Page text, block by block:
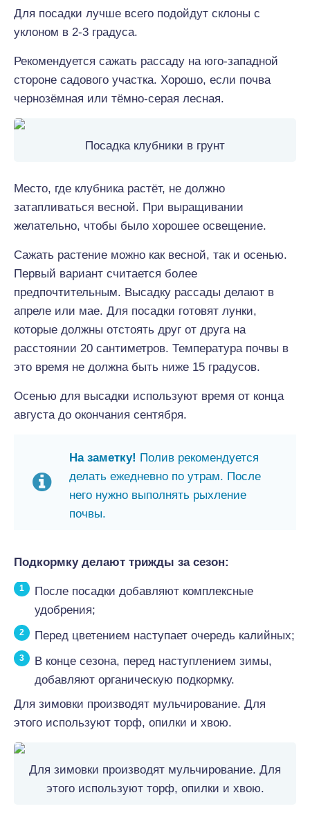
Для посадки лучше всего подойдут склоны с
уклоном в 2-3 градуса.
Рекомендуется сажать рассаду на юго-западной
стороне садового участка. Хорошо, если почва
чернозёмная или тёмно-серая лесная.
Посадка клубники в грунт
Место, где клубника растёт, не должно
затапливаться весной. При выращивании
желательно, чтобы было хорошее освещение.
Сажать растение можно как весной, так и осенью.
Первый вариант считается более
предпочтительным. Высадку рассады делают в
апреле или мае. Для посадки готовят лунки,
которые должны отстоять друг от друга на
расстоянии 20 сантиметров. Температура почвы в
это время не должна быть ниже 15 градусов.
Осенью для высадки используют время от конца
августа до окончания сентября.
На заметку! Полив рекомендуется
делать ежедневно по утрам. После
него нужно выполнять рыхление
почвы.
Подкормку делают трижды за сезон:
После посадки добавляют комплексные
удобрения;
Перед цветением наступает очередь калийных;
В конце сезона, перед наступлением зимы,
добавляют органическую подкормку.
Для зимовки производят мульчирование. Для
этого используют торф, опилки и хвою.
Для зимовки производят мульчирование. Для
этого используют торф, опилки и хвою.